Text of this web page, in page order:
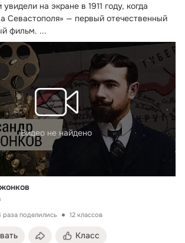
на экране в 1911 году, когда
Севастополя» — первый отечественный
фильм. ...
Видео не найдено
раза поделились 12 классов
Класс